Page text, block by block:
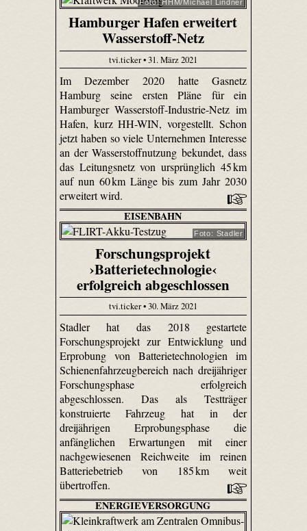
Foto: HHM/Michael Lindner
Hamburger Hafen erweitert
Wasserstoff-Netz
tvi.ticker • 31. März 2021
Im Dezember 2020 hatte Gasnetz
Hamburg seine ersten Pläne für ein
Hamburger Wasserstoff-Industrie-Netz im
Hafen, kurz HH-WIN, vorgestellt. Schon
jetzt haben so viele Unternehmen Interesse
an der Wasserstoffnutzung bekundet, dass
das Leitungsnetz von ursprünglich 45 km
auf nun 60 km Länge bis zum Jahr 2030
erweitert wird.
EISENBAHN
Foto: Stadler
Forschungsprojekt
›Batterietechnologie‹
erfolgreich abgeschlossen
tvi.ticker • 30. März 2021
Stadler hat das 2018 gestartete
Forschungsprojekt zur Entwicklung und
Erprobung von Batterietechnologien im
Schienenfahrzeugbereich nach dreijähriger
Forschungsphase erfolgreich
abgeschlossen. Das als Testträger
konstruierte Fahrzeug hat in der
dreijährigen Erprobungsphase die
anfänglichen Erwartungen mit einer
nachgewiesenen Reichweite im reinen
Batteriebetrieb von 185 km weit
übertroffen.
ENERGIEVERSORGUNG